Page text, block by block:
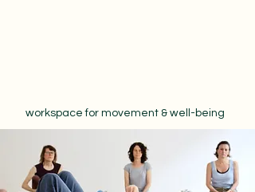
workspace for movement & well-being